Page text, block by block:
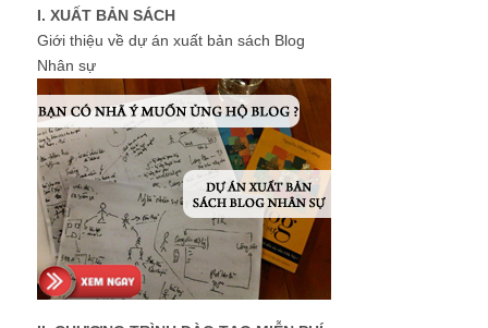
I. XUẤT BẢN SÁCH
Giới thiệu về dự án xuất bản sách Blog
Nhân sự